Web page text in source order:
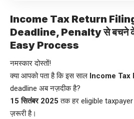
Income Tax Return
Deadline, Penalty से बचने
Easy Process
नमस्कार दोस्तों!
क्या आपको पता है कि इस साल Income
deadline अब नज़दीक है?
15 सितंबर 2025 तक हर eligible taxpayer
ज़रूरी है।